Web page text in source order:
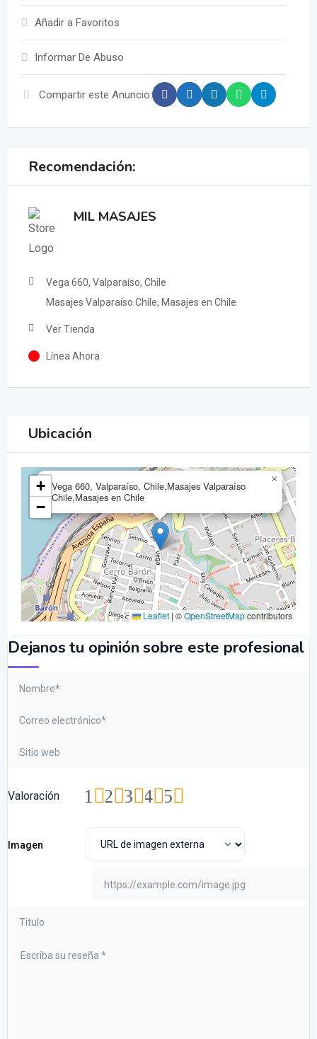
Añadir a Favoritos
Informar De Abuso
Compartir este Anuncio:
Recomendación:
MIL MASAJES
Vega 660, Valparaíso, Chile
Masajes Valparaíso Chile, Masajes en Chile
Ver Tienda
Línea Ahora
Ubicación
Vega 660, Valparaíso, Chile,Masajes Valparaíso
Chile,Masajes en Chile
×
+
−
Leaflet | ©OpenStreetMapcontributors
Dejanos tu opinión sobre este profesional
Valoración 5
4
3
2
1
Imagen